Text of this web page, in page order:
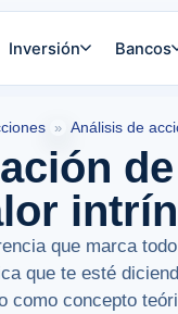
Inversión Bancos
» Análisis de
que marca
que te esté
como concepto